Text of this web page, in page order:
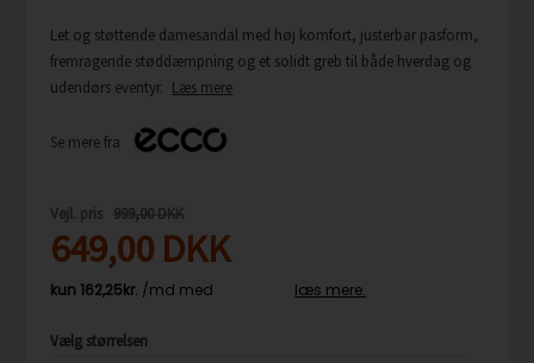
Let og støttende damesandal med høj komfort, justerbar pasform,
fremragende støddæmpning og et solidt greb til både hverdag og
udendørs eventyr. Læs mere
Se mere fra
Vejl. pris 999,00 DKK
649,00 DKK
Vælg størrelsen